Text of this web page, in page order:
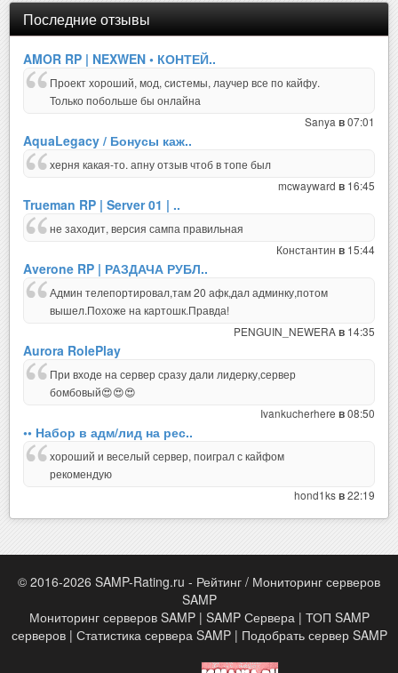
Последние отзывы
AMOR RP | NEXWEN • КОНТЕЙ..
Проект хороший, мод, системы, лаучер все по кайфу.
Только побольше бы онлайна
Sanya в07:01
AquaLegacy / Бонусы каж..
херня какая-то. апну отзыв чтоб в топе был
mcwayward в 16:45
Trueman RP | Server 01 | ..
не заходит, версия сампа правильная
Константин в 15:44
Averone RP | РАЗДАЧА РУБЛ..
Админ телепортировал,там 20 афк,дал админку,потом
вышел.Похоже на картошк.Правда!
PENGUIN_NEWERAв 14:35
Aurora RolePlay
При входе на сервер сразу дали лидерку,сервер
бомбовый😍😍😍
Ivankucherhere в08:50
•• Набор в адм/лид на рес..
хороший и веселый сервер, поиграл с кайфом
рекомендую
hond1ksв22:19
© 2016-2026 SAMP-Rating.ru - Рейтинг / Мониторинг серверов
SAMP
Мониторинг серверов SAMP | SAMP Сервера | ТОП SAMP
серверов | Статистика сервера SAMP | Подобрать сервер SAMP